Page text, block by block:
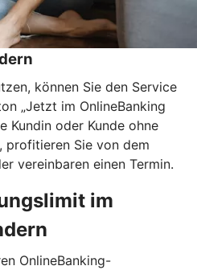
können Sie den Service
„Jetzt im OnlineBanking
Kundin oder Kunde ohne
profitieren Sie von dem
vereinbaren einen Termin.
im
OnlineBanking-